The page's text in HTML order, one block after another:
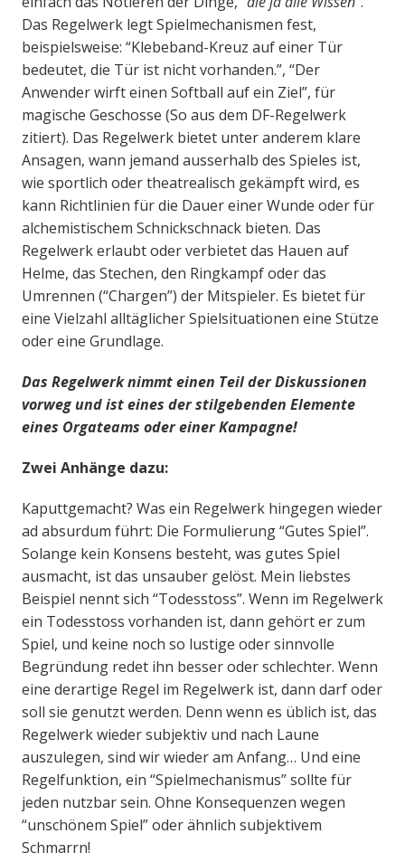
Das Regelwerk legt Spielmechanismen fest,
beispielsweise: “Klebeband-Kreuz auf einer Tür
bedeutet, die Tür ist nicht vorhanden.”, “Der
Anwender wirft einen Softball auf ein Ziel”, für
magische Geschosse (So aus dem DF-Regelwerk
zitiert). Das Regelwerk bietet unter anderem klare
Ansagen, wann jemand ausserhalb des Spieles ist,
wie sportlich oder theatrealisch gekämpft wird, es
kann Richtlinien für die Dauer einer Wunde oder für
alchemistischem Schnickschnack bieten. Das
Regelwerk erlaubt oder verbietet das Hauen auf
Helme, das Stechen, den Ringkampf oder das
Umrennen (“Chargen”) der Mitspieler. Es bietet für
eine Vielzahl alltäglicher Spielsituationen eine Stütze
oder eine Grundlage.
Das Regelwerk nimmt einen Teil der Diskussionen
vorweg und ist eines der stilgebenden Elemente
eines Orgateams oder einer Kampagne!
Zwei Anhänge dazu:
Kaputtgemacht? Was ein Regelwerk hingegen wieder
ad absurdum führt: Die Formulierung “Gutes Spiel”.
Solange kein Konsens besteht, was gutes Spiel
ausmacht, ist das unsauber gelöst. Mein liebstes
Beispiel nennt sich “Todesstoss”. Wenn im Regelwerk
ein Todesstoss vorhanden ist, dann gehört er zum
Spiel, und keine noch so lustige oder sinnvolle
Begründung redet ihn besser oder schlechter. Wenn
eine derartige Regel im Regelwerk ist, dann darf oder
soll sie genutzt werden. Denn wenn es üblich ist, das
Regelwerk wieder subjektiv und nach Laune
auszulegen, sind wir wieder am Anfang… Und eine
Regelfunktion, ein “Spielmechanismus” sollte für
jeden nutzbar sein. Ohne Konsequenzen wegen
“unschönem Spiel” oder ähnlich subjektivem
Schmarrn!